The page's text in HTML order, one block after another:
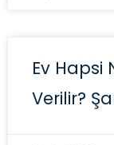
Ev Hapsi
Verilir?